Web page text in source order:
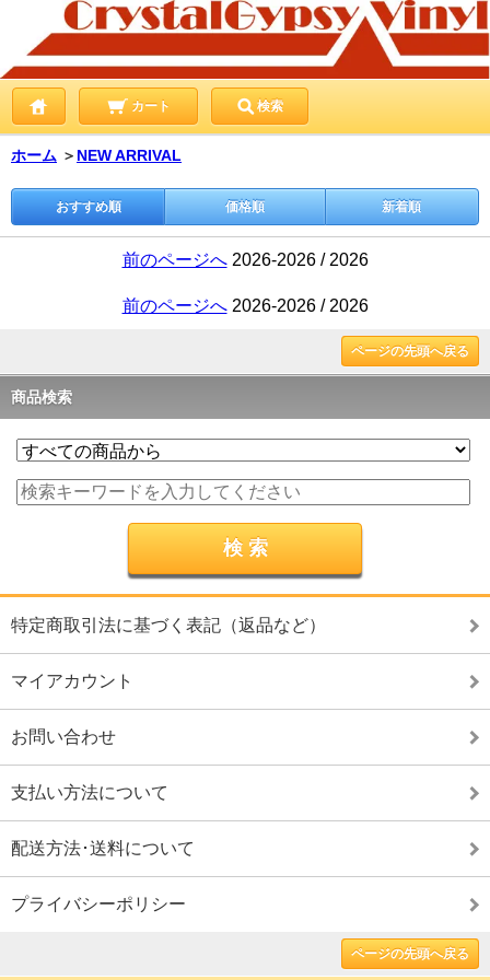
カート 検索
ホーム ＞ NEW ARRIVAL
おすすめ順 価格順 新着順
前のページへ2026-2026 / 2026
前のページへ2026-2026 / 2026
ページの先頭へ戻る
商品検索
特定商取引法に基づく表記（返品など）
マイアカウント
お問い合わせ
支払い方法について
配送方法･送料について
プライバシーポリシー
ページの先頭へ戻る